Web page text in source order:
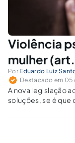
Violência
mulher
Por Eduardo Luiz
Destacado em 05
A nova legislação
soluções, se é que